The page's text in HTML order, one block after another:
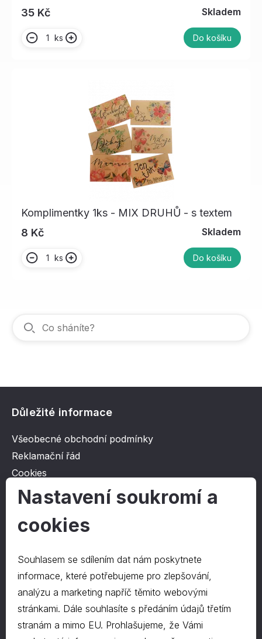
35 Kč
Skladem
ks Do košíku
Komplimentky 1ks - MIX DRUHŮ - s textem
8 Kč
Skladem
ks Do košíku
Důležité informace
Všeobecné obchodní podmínky
Reklamační řád
Cookies
Ochrana osobních údajů
O společnosti
Kontakt
O nás
Kontakty
Nastavení soukromí a
cookies
Souhlasem se sdílením dat nám poskytnete
informace, které potřebujeme pro zlepšování,
analýzu a marketing napříč těmito webovými
stránkami. Dále souhlasíte s předáním údajů třetím
stranám a mimo EU. Prohlašujeme, že Vámi